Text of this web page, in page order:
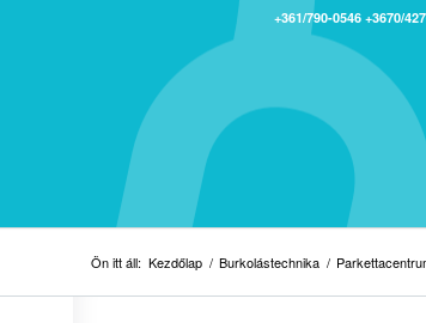
+361/790-0546 +3670/
Ön itt áll: Kezdőlap / Burkolástechnika /